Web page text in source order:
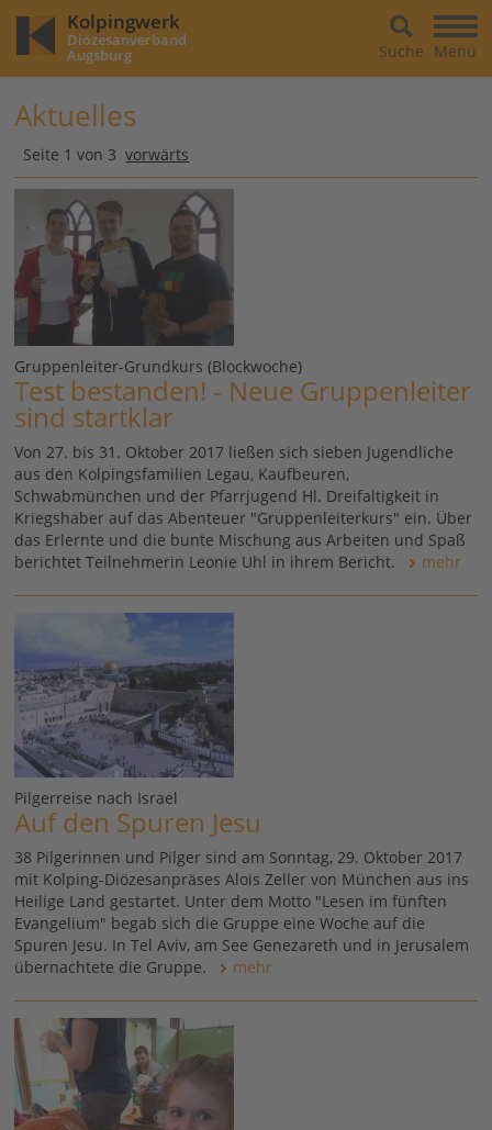
Kolpingwerk
Diözesanverband
Augsburg Menü
Suche
Aktuelles
Seite 1 von 3vorwärts
Gruppenleiter-Grundkurs (Blockwoche)
Test bestanden! - Neue Gruppenleiter
sind startklar
Von 27. bis 31. Oktober 2017 ließen sich sieben Jugendliche
aus den Kolpingsfamilien Legau, Kaufbeuren,
Schwabmünchen und der Pfarrjugend Hl. Dreifaltigkeit in
Kriegshaber auf das Abenteuer "Gruppenleiterkurs" ein. Über
das Erlernte und die bunte Mischung aus Arbeiten und Spaß
berichtet Teilnehmerin Leonie Uhl in ihrem Bericht.
mehr
Pilgerreise nach Israel
Auf den Spuren Jesu
38 Pilgerinnen und Pilger sind am Sonntag, 29. Oktober 2017
mit Kolping-Diözesanpräses Alois Zeller von München aus ins
Heilige Land gestartet. Unter dem Motto "Lesen im fünften
Evangelium" begab sich die Gruppe eine Woche auf die
Spuren Jesu. In Tel Aviv, am See Genezareth und in Jerusalem
übernachtete die Gruppe.
mehr